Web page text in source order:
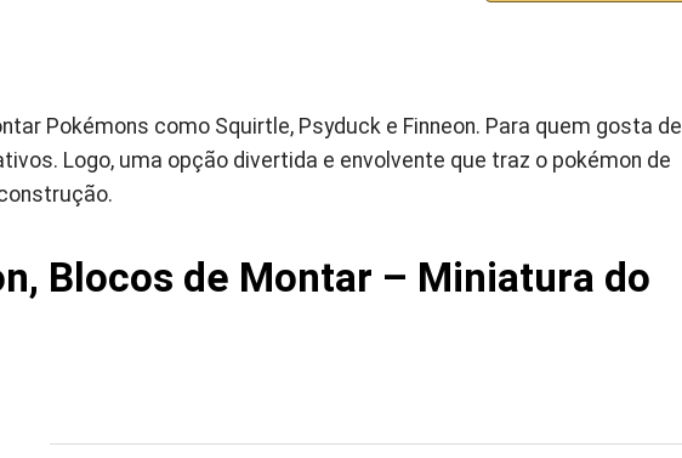
Pokémons como Squirtle, Psyduck e Finneon. Para quem gosta de
Logo, uma opção divertida e envolvente que traz o pokémon de
Blocos de Montar – Miniatura do